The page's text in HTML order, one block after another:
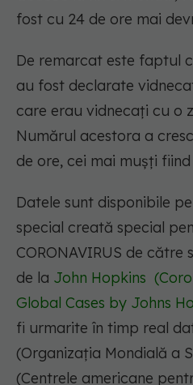
fost cu 24 de ore mai
De remarcat este faptul
au fost declarate
care erau vidnecați cu o
Numărul acestora a
de ore, cei mai mușți fiind
Datele sunt disponibile
special creată special
CORONAVIRUS de către
de la John Hopkins (
Global Cases by Johns
fi urmarite în timp real
(Organizația Mondială a
(Centrele americane